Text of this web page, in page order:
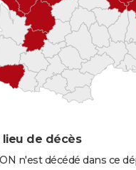
lieu de décès
n'est décédé dans ce